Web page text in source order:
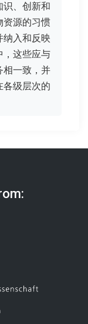
识、创新和
资源的习惯
纳入和反映
，这些应与
相一致，并
各级层次的